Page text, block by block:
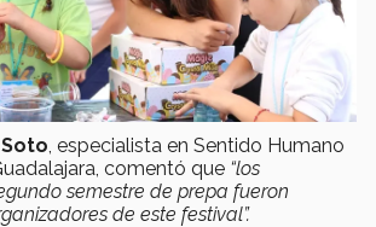
, especialista en Sentido Humano
comentó que “los
semestre de prepa fueron
de este festival”.